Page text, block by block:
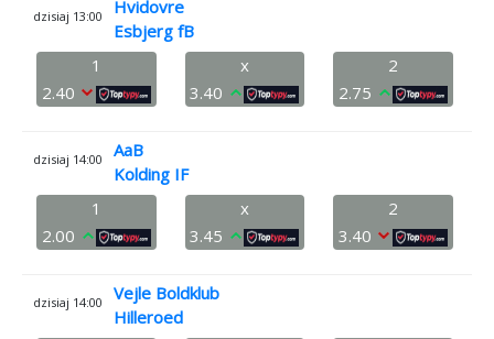
dzisiaj 13:00
Hvidovre
Esbjerg fB
1
2.40
x
3.40
2
2.75
dzisiaj 14:00
AaB
Kolding IF
1
2.00
x
3.45
2
3.40
dzisiaj 14:00
Vejle Boldklub
Hilleroed